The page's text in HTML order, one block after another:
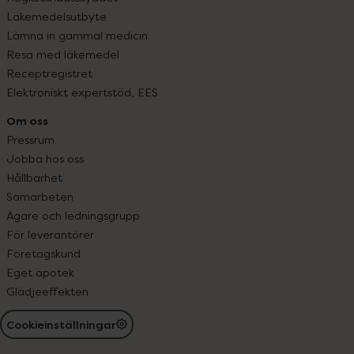
Läkemedelsutbyte
Lämna in gammal medicin
Resa med läkemedel
Receptregistret
Elektroniskt expertstöd, EES
Om oss
Pressrum
Jobba hos oss
Hållbarhet
Samarbeten
Ägare och ledningsgrupp
För leverantörer
Företagskund
Eget apotek
Glädjeeffekten
Cookieinställningar